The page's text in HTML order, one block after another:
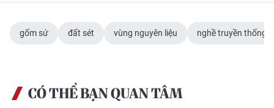
gốm sứ đất sét vùng nguyên liệu nghề truyền thống
CÓ THỂ BẠN QUAN TÂM